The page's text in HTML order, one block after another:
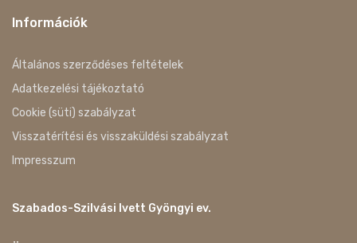
Információk
Általános szerződéses feltételek
Adatkezelési tájékoztató
Cookie (süti) szabályzat
Visszatérítési és visszaküldési szabályzat
Impresszum
Szabados-Szilvási Ivett Gyöngyi ev.